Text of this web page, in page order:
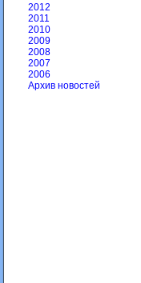
2012
2011
2010
2009
2008
2007
2006
Архив новостей